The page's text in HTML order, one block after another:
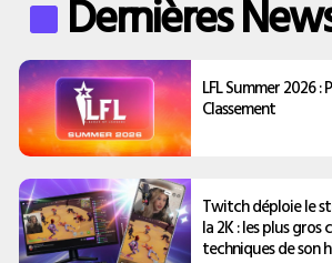
Dernières
LFL Summer 2026 :
Classement
Twitch déploie le
la 2K : les plus gros
techniques de son